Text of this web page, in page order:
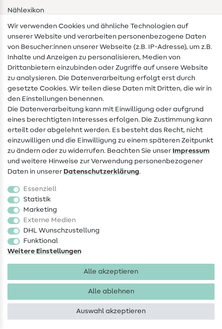
Nählexikon
Nähanleitungen
Hilfe & Kontakt
Kontakt
Infos zum Betreiberwechsel
Widerrufsrecht
Beliebt
Stoffe
Sale
Schnittmuster
Wir verwenden Cookies und ähnliche Technologien auf
unserer Website und verarbeiten personenbezogene Daten
von Besucher:innen unserer Webseite (z.B. IP-Adresse), um z.B.
Inhalte und Anzeigen zu personalisieren, Medien von
Drittanbietern einzubinden oder Zugriffe auf unsere Website
zu analysieren. Die Datenverarbeitung erfolgt erst durch
gesetzte Cookies. Wir teilen diese Daten mit Dritten, die wir in
den Einstellungen benennen.
Die Datenverarbeitung kann mit Einwilligung oder aufgrund
eines berechtigten Interesses erfolgen. Die Zustimmung kann
erteilt oder abgelehnt werden. Es besteht das Recht, nicht
einzuwilligen und die Einwilligung zu einem späteren Zeitpunkt
zu ändern oder zu widerrufen. Beachten Sie unser Impressum
und weitere Hinweise zur Verwendung personenbezogener
Daten in unserer Daten­schutz­erklärung.
Essenziell
Statistik
Marketing
Externe Medien
DHL Wunschzustellung
Funktional
Weitere Einstellungen
Alle akzeptieren
Alle ablehnen
Auswahl akzeptieren
Impressum Datenschutz
AGB
Copyright 2026 SewIY GmbH